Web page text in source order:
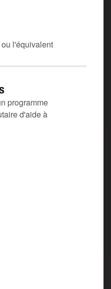
l'équivalent
programme
d'aide à